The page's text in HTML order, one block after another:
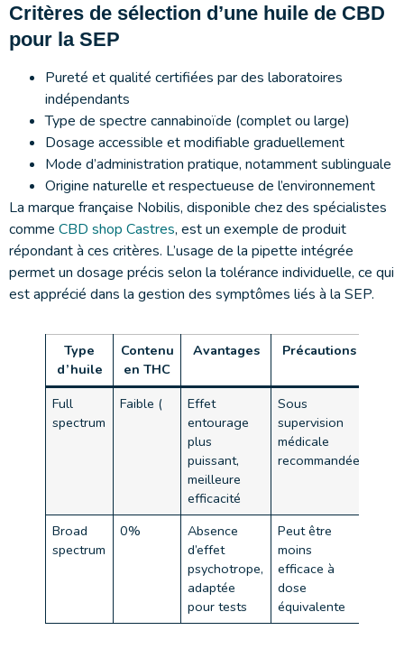
Critères de sélection d’une huile de CBD
pour la SEP
Pureté et qualité certifiées par des laboratoires
indépendants
Type de spectre cannabinoïde (complet ou large)
Dosage accessible et modifiable graduellement
Mode d’administration pratique, notamment sublinguale
Origine naturelle et respectueuse de l’environnement
La marque française Nobilis, disponible chez des spécialistes
comme CBD shop Castres, est un exemple de produit
répondant à ces critères. L’usage de la pipette intégrée
permet un dosage précis selon la tolérance individuelle, ce qui
est apprécié dans la gestion des symptômes liés à la SEP.
Type
d’huile
Contenu
en THC
Avantages Précautions
Full
spectrum
Faible (
Effet
entourage
plus
puissant,
meilleure
efficacité
Sous
supervision
médicale
recommandée
Broad
spectrum
0%
Absence
d’effet
psychotrope,
adaptée
pour tests
Peut être
moins
efficace à
dose
équivalente